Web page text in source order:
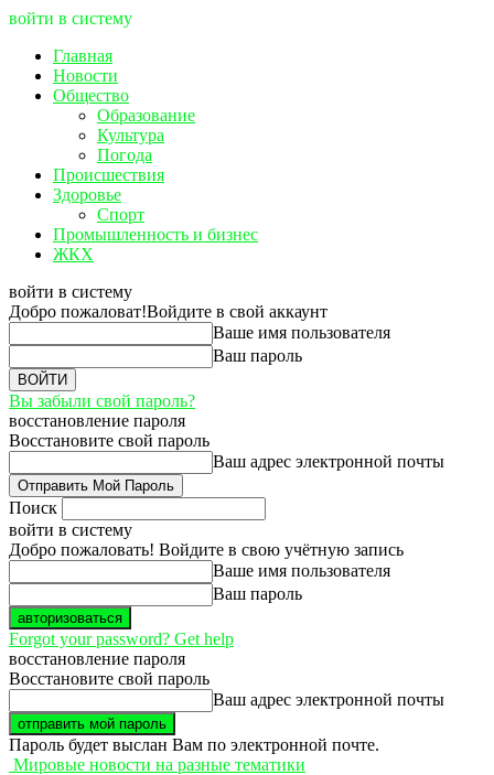
войти в систему
Главная
Новости
Общество
Образование
Культура
Погода
Происшествия
Здоровье
Спорт
Промышленность и бизнес
ЖКХ
войти в систему
Добро пожаловат!Войдите в свой аккаунт
Ваше имя пользователя
Ваш пароль
Вы забыли свой пароль?
восстановление пароля
Восстановите свой пароль
Ваш адрес электронной почты
Поиск
войти в систему
Добро пожаловать! Войдите в свою учётную запись
Ваше имя пользователя
Ваш пароль
Forgot your password? Get help
восстановление пароля
Восстановите свой пароль
Ваш адрес электронной почты
Пароль будет выслан Вам по электронной почте.
Мировые новости на разные тематики